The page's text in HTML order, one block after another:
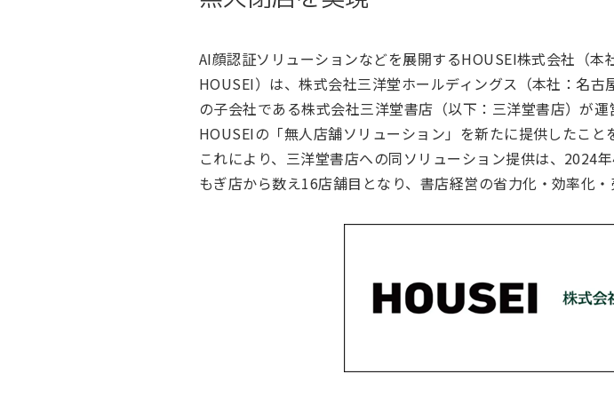
AI顔認証ソリューションなどを展開するHOUSEI株式会社（
HOUSEI）は、株式会社三洋堂ホールディングス（本社：名
の子会社である株式会社三洋堂書店（以下：三洋堂書店）が
HOUSEIの「無人店舗ソリューション」を新たに提供したこと
これにより、三洋堂書店への同ソリューション提供は、2024
もぎ店から数え16店舗目となり、書店経営の省力化・効率化